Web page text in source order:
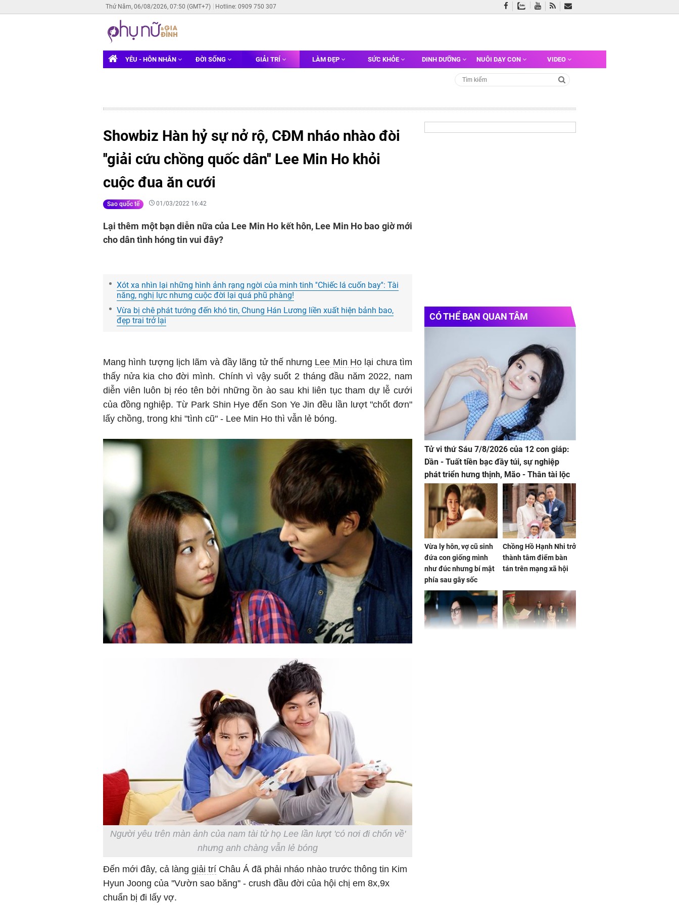
Thứ Năm, 06/08/2026, 07:50 (GMT+7) Hotline: 0909 750 307
YÊU - HÔN NHÂN ĐỜI SỐNG GIẢI TRÍ LÀM ĐẸP SỨC KHỎE DINH DƯỠNG NUÔI DẠY CON VIDEO
Showbiz Hàn hỷ sự nở rộ, CĐM nháo nhào đòi
''giải cứu chồng quốc dân'' Lee Min Ho khỏi
cuộc đua ăn cưới
Sao quốc tế 01/03/2022 16:42
Lại thêm một bạn diễn nữa của Lee Min Ho kết hôn, Lee Min Ho bao giờ mới
cho dân tình hóng tin vui đây?
Xót xa nhìn lại những hình ảnh rạng ngời của minh tinh ''Chiếc lá cuốn bay'': Tài
năng, nghị lực nhưng cuộc đời lại quá phũ phàng!
Vừa bị chê phát tướng đến khó tin, Chung Hán Lương liền xuất hiện bảnh bao,
đẹp trai trở lại
Mang hình tượng lịch lãm và đầy lãng tử thế nhưng Lee Min Ho lại chưa tìm
thấy nửa kia cho đời mình. Chính vì vậy suốt 2 tháng đầu năm 2022, nam
diễn viên luôn bị réo tên bởi những ồn ào sau khi liên tục tham dự lễ cưới
của đồng nghiệp. Từ Park Shin Hye đến Son Ye Jin đều lần lượt "chốt đơn"
lấy chồng, trong khi "tình cũ" - Lee Min Ho thì vẫn lẻ bóng.
Người yêu trên màn ảnh của nam tài tử họ Lee lần lượt 'có nơi đi chốn về'
nhưng anh chàng vẫn lẻ bóng
Đến mới đây, cả làng giải trí Châu Á đã phải nháo nhào trước thông tin Kim
Hyun Joong của ''Vườn sao băng'' - crush đầu đời của hội chị em 8x,9x
chuẩn bị đi lấy vợ.
CÓ THỂ BẠN QUAN TÂM
Tử vi thứ Sáu 7/8/2026 của 12 con giáp:
Dần - Tuất tiền bạc đầy túi, sự nghiệp
phát triển hưng thịnh, Mão - Thân tài lộc
ảm đạm, mọi sự khó thành công mỹ mãn
Vừa ly hôn, vợ cũ sinh
đứa con giống mình
như đúc nhưng bí mật
phía sau gây sốc
Chồng Hồ Hạnh Nhi trở
thành tâm điểm bàn
tán trên mạng xã hội